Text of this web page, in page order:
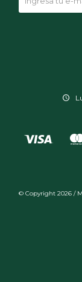
© Copyright 2026 /